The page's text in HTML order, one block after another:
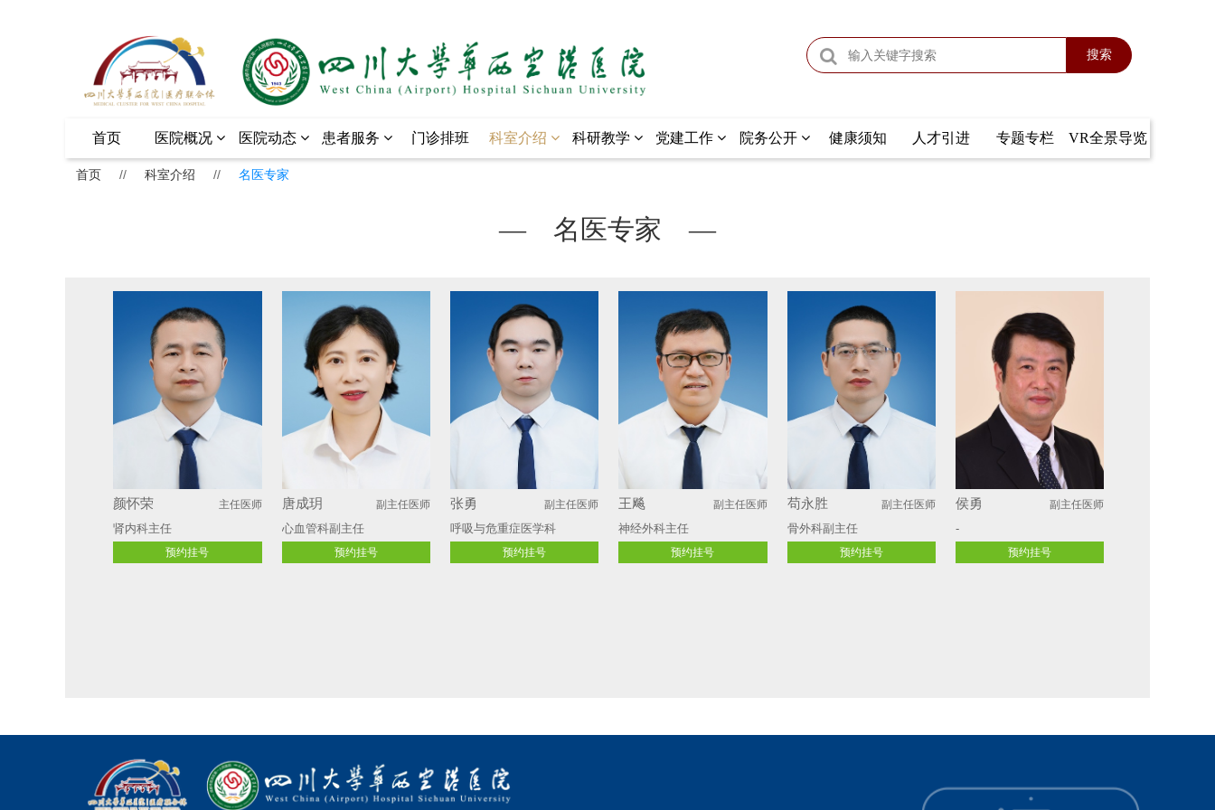
搜索
首页 医院概况 医院动态 患者服务 门诊排班 科室介绍 科研教学 党建工作 院务公开 健康须知 人才引进 专题专栏 VR全景导览
— 名医专家 —
首页 // 科室介绍 // 名医专家
颜怀荣 主任医师
肾内科主任
预约挂号
唐成玥 副主任医师
心血管科副主任
预约挂号
张勇 副主任医师
呼吸与危重症医学科
预约挂号
王飚 副主任医师
神经外科主任
预约挂号
苟永胜 副主任医师
骨外科副主任
预约挂号
侯勇 副主任医师
-
预约挂号